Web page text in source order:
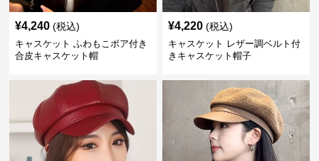
¥4,240 (税込)
キャスケット ふわもこボア付き
合皮キャスケット帽
¥4,220 (税込)
キャスケット レザー調ベルト付
きキャスケット帽子